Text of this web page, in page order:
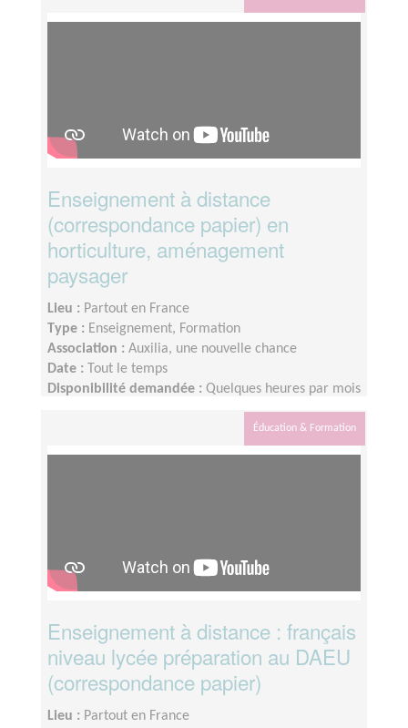
Enseignement à distance
(correspondance papier) en
horticulture, aménagement
paysager
Lieu : Partout en France
Type : Enseignement, Formation
Association : Auxilia, une nouvelle chance
Date :
Tout le temps
Disponibilité demandée : Quelques heures par mois
Éducation & Formation
Enseignement à distance : français
niveau lycée préparation au DAEU
(correspondance papier)
Lieu : Partout en France